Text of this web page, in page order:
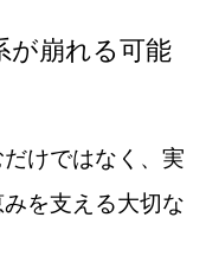
崩れる可能
けではなく、実
を支える大切な